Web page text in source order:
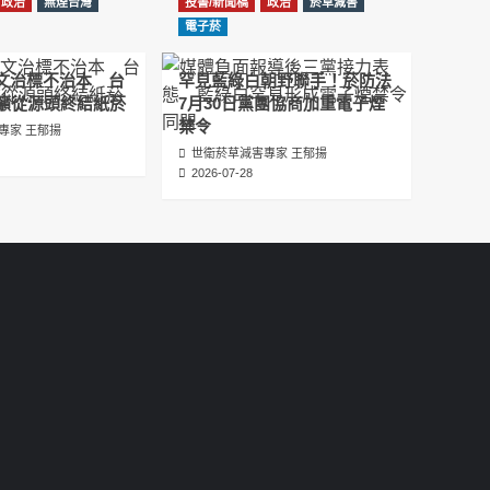
邊緣化科學：WHO對菸草減害策略的背離 ft.世
衛組織前副總幹事Derek Yach
2025-05-17
電子菸倡議聖經 衛福部隱匿的菸草減害歷史
治標不治本 台
從源頭終結紙菸
家 王郁揚
電子菸
罕見藍綠白朝野聯手！菸防法
7月30日黨團協商加重電子煙
禁令
世衛菸草減害專家 王郁揚
2026-07-28